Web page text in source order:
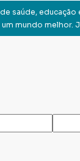
saúde,
mundo melhor.